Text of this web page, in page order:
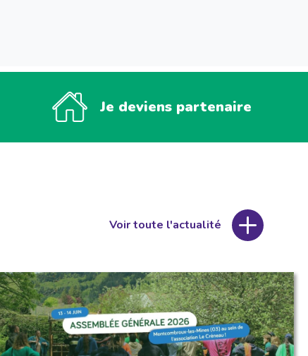
Je deviens partenaire
Voir toute l'actualité